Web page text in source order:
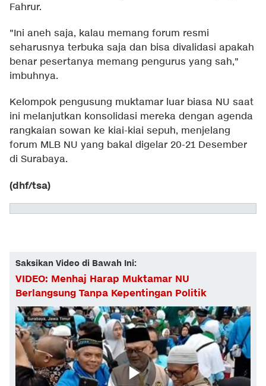
Fahrur.
"Ini aneh saja, kalau memang forum resmi
seharusnya terbuka saja dan bisa divalidasi apakah
benar pesertanya memang pengurus yang sah,"
imbuhnya.
Kelompok pengusung muktamar luar biasa NU saat
ini melanjutkan konsolidasi mereka dengan agenda
rangkaian sowan ke kiai-kiai sepuh, menjelang
forum MLB NU yang bakal digelar 20-21 Desember
di Surabaya.
(dhf/tsa)
Saksikan Video di Bawah Ini:
VIDEO: Menhaj Harap Muktamar NU
Berlangsung Tanpa Kepentingan Politik